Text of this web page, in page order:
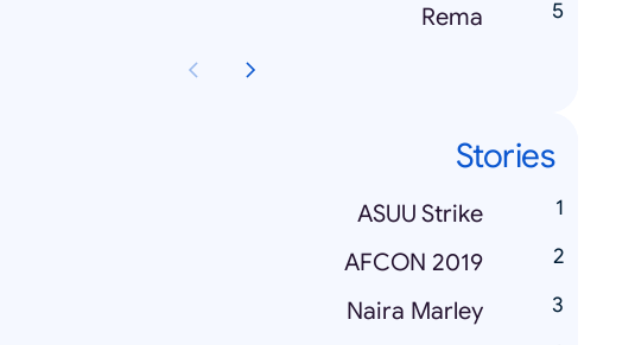
Rema
Stories
ASUU Strike
AFCON 2019
Naira Marley